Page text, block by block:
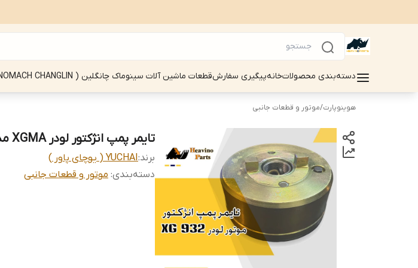
دسته‌بندی محصولاتخانهپیگیری سفارشقطعات ماشین آلات سینوماک چانگلین ( SINOMACH CHANGLIN )
هوینوپارت/موتور و قطعات جانبی
تایمر پمپ انژکتور لودر XGMA مدل XG932II
برند:YUCHAI ( یوچای پاور )
دسته‌بندی: موتور و قطعات جانبی